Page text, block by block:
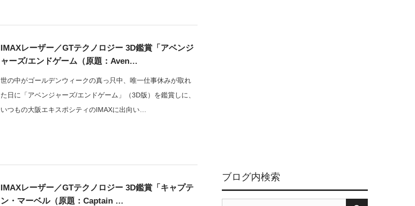
IMAXレーザー／GTテクノロジー 3D鑑賞「アベンジ
ャーズ/エンドゲーム（原題：Aven…
世の中がゴールデンウィークの真っ只中、唯一仕事休みが取れ
た日に「アベンジャーズ/エンドゲーム」（3D版）を鑑賞しに、
いつもの大阪エキスポシティのIMAXに出向い…
IMAXレーザー／GTテクノロジー 3D鑑賞「キャプテ
ン・マーベル（原題：Captain …
ブログ内検索